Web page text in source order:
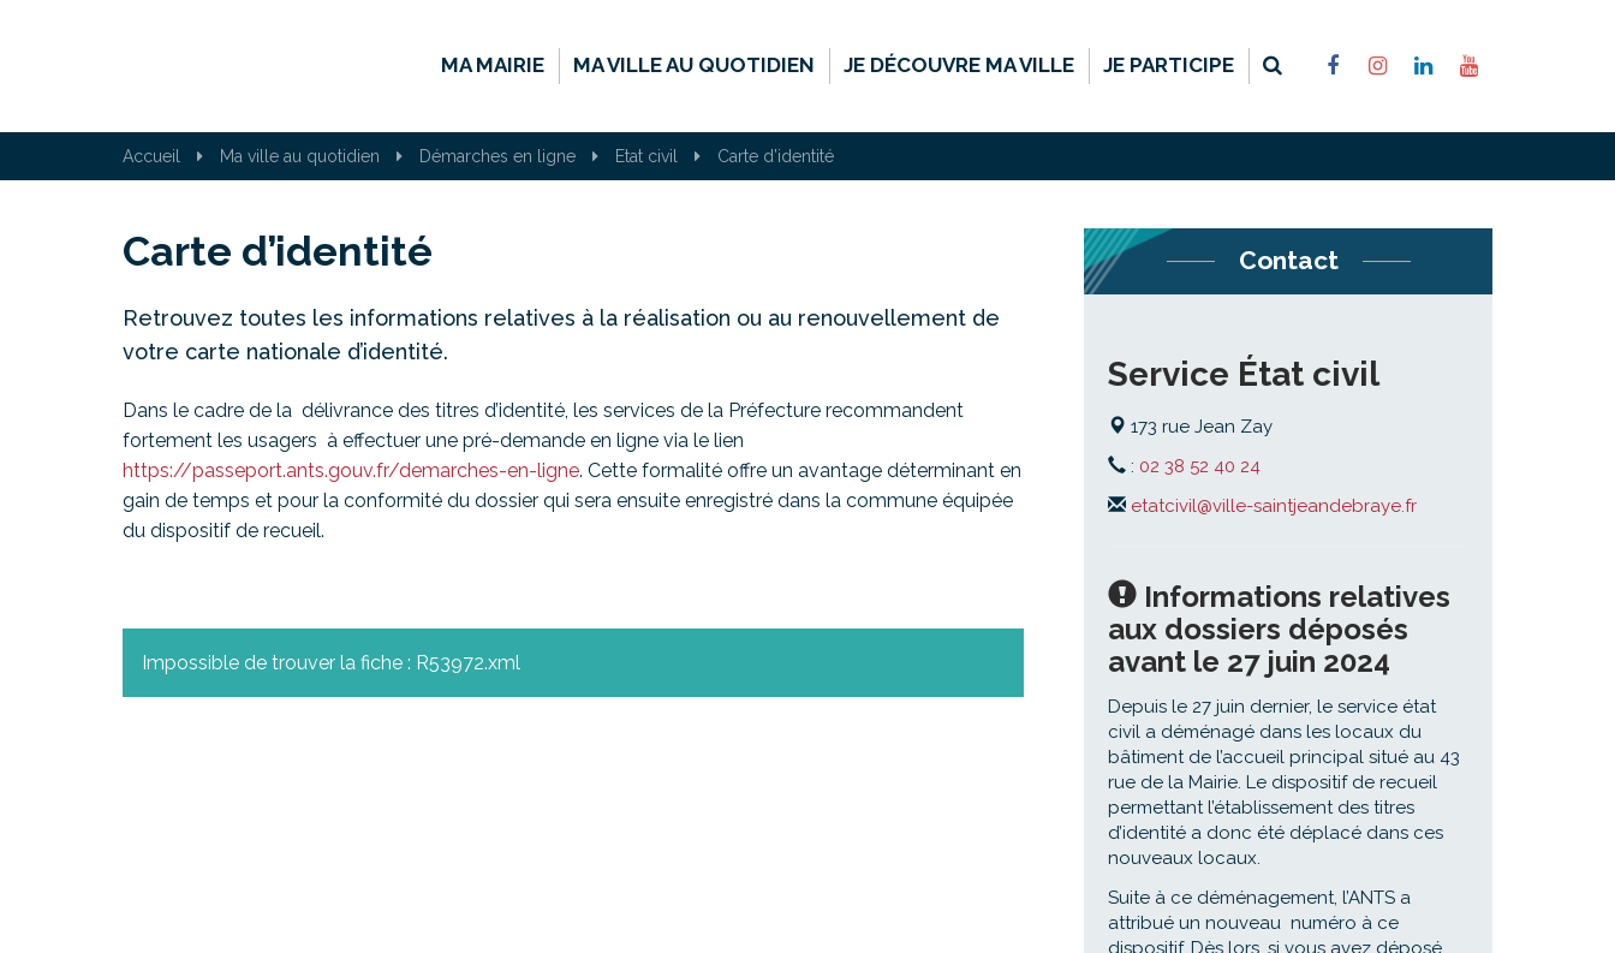
MA MAIRIE MA VILLE AU QUOTIDIEN JE DÉCOUVRE MA VILLE JE PARTICIPE RECHERCHE
LIEN
LIEN
LIEN
Accueil Ma ville au quotidien Démarches en ligne Etat civil Carte d’identité
Carte d’identité
Retrouvez toutes les informations relatives à la réalisation ou au renouvellement de
votre carte nationale d’identité.
Dans le cadre de la délivrance des titres d’identité, les services de la Préfecture recommandent
fortement les usagers à effectuer une pré-demande en ligne via le lien
https://passeport.ants.gouv.fr/demarches-en-ligne. Cette formalité offre un avantage déterminant en
gain de temps et pour la conformité du dossier qui sera ensuite enregistré dans la commune équipée
du dispositif de recueil.
Impossible de trouver la fiche : R53972.xml
Contact
Service État civil
173 rue Jean Zay
: 02 38 52 40 24
etatcivil@ville-saintjeandebraye.fr
Informations relatives
aux dossiers déposés
avant le 27 juin 2024
Depuis le 27 juin dernier, le service état
civil a déménagé dans les locaux du
bâtiment de l’accueil principal situé au 43
rue de la Mairie. Le dispositif de recueil
permettant l’établissement des titres
d’identité a donc été déplacé dans ces
nouveaux locaux.
Suite à ce déménagement, l’ANTS a
attribué un nouveau numéro à ce
dispositif. Dès lors, si vous avez déposé